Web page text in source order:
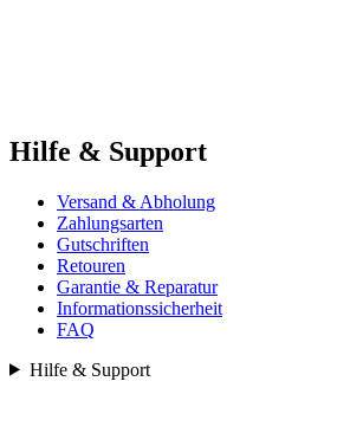
Hilfe & Support
Versand & Abholung
Zahlungsarten
Gutschriften
Retouren
Garantie & Reparatur
Informationssicherheit
FAQ
Hilfe & Support